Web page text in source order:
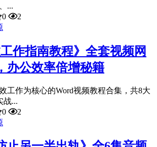
...
0
2
工作指南教程》全套视频网
办公效率倍增秘籍
工作为核心的Word视频教程合集，共8大
战...
0
2